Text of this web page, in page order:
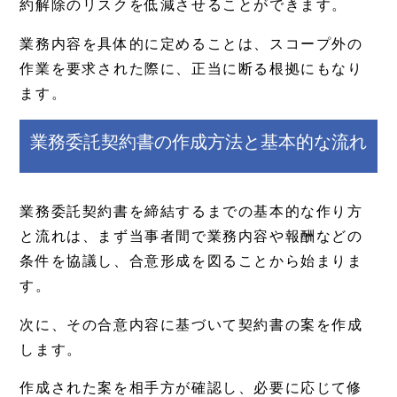
約解除のリスクを低減させることができます。
業務内容を具体的に定めることは、スコープ外の
作業を要求された際に、正当に断る根拠にもなり
ます。
業務委託契約書の作成方法と基本的な流れ
業務委託契約書を締結するまでの基本的な作り方
と流れは、まず当事者間で業務内容や報酬などの
条件を協議し、合意形成を図ることから始まりま
す。
次に、その合意内容に基づいて契約書の案を作成
します。
作成された案を相手方が確認し、必要に応じて修